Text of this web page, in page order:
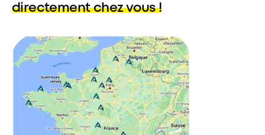
directement chez vous !